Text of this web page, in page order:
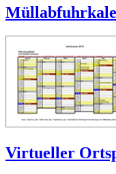
Virtueller